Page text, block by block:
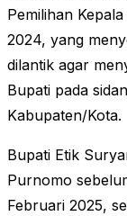
Pemilihan
2024, yang
dilantik agar
Bupati pada
Kabupaten/Kota.
Bupati Etik
Purnomo
Februari 2025,